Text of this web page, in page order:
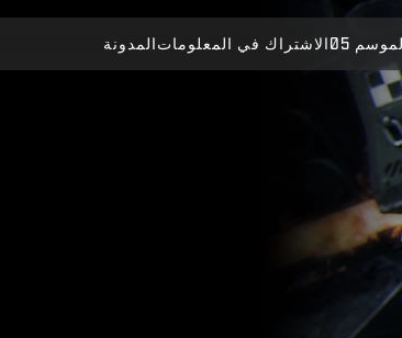
05 الاشتراك في المعلومات المدونة